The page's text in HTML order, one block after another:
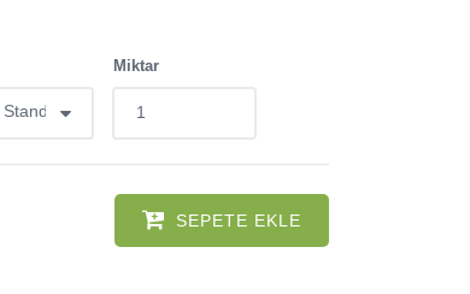
Miktar
SEPETE EKLE